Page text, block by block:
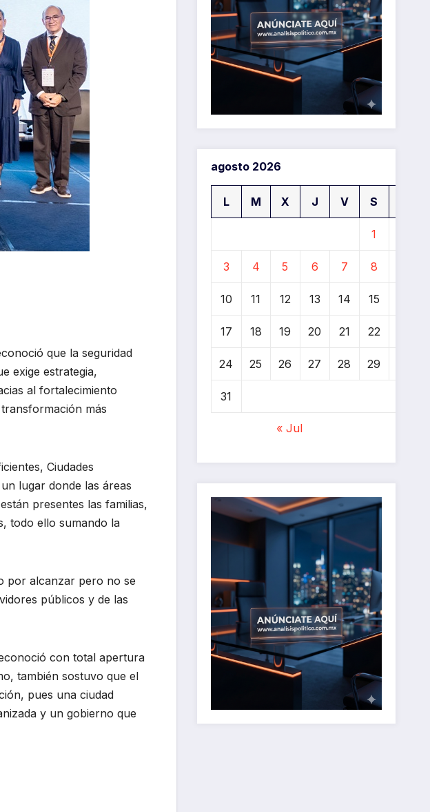
que la seguridad
exige estrategia,
al fortalecimiento
más
Ciudades
lugar donde las áreas
presentes las familias,
todo ello sumando la
por alcanzar pero no se
públicos y de las
con total apertura
también sostuvo que el
pues una ciudad
y un gobierno que
agosto 2026
L M X J V S
1
3 4 5 6 7 8
10 11 12 13 14 15
17 18 19 20 21 22
24 25 26 27 28 29
31
« Jul